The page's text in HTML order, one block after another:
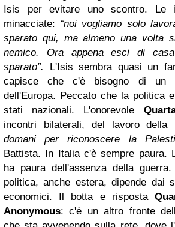
Isis per evitare uno scontro.
Le
minacciate: “noi vogliamo solo
sparato qui, ma almeno una volta
nemico. Ora appena esci di
sparato”.
L'Isis sembra quasi un
capisce che c'è bisogno di un
dell'Europa. Peccato che la politica
stati nazionali.
L'onorevole
incontri bilaterali, del lavoro della
domani per riconoscere la
Battista. In Italia c'è sempre paura.
ha paura dell'assenza della
politica, anche estera, dipende dai
economici.
Il botta e risposta
Anonymous: c'è un altro fronte